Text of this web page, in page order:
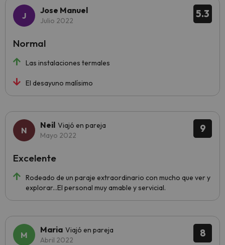
5.3
Jose Manuel
Julio 2022
Las instalaciones termales
El desayuno malísimo
Normal
9
Neil Viajó en pareja
Mayo 2022
Rodeado de un paraje extraordinario con mucho que ver y
explorar...El personal muy amable y servicial.
Excelente
8
Maria Viajó en pareja
Abril 2022